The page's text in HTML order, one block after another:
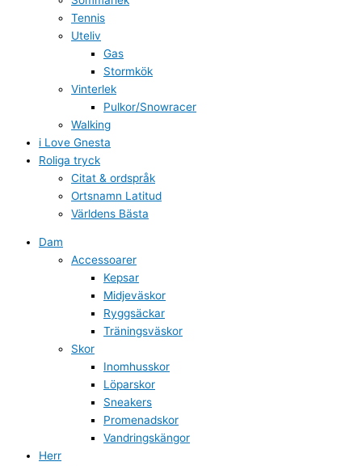
Tennis
Uteliv
Gas
Stormkök
Vinterlek
Pulkor/Snowracer
Walking
i Love Gnesta
Roliga tryck
Citat & ordspråk
Ortsnamn Latitud
Världens Bästa
Dam
Accessoarer
Kepsar
Midjeväskor
Ryggsäckar
Träningsväskor
Skor
Inomhusskor
Löparskor
Sneakers
Promenadskor
Vandringskängor
Herr